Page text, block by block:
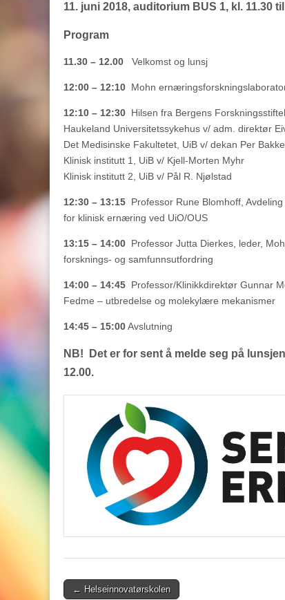
11. juni 2018, auditorium BUS 1, kl. 11.30
Program
11.30 – 12.00 Velkomst og lunsj
12:00 – 12:10 Mohn
12:10 – 12:30 Hilsen fra Bergens
Haukeland Universitetssykehus v/ adm. direktør
Det Medisinske Fakultetet, UiB v/ dekan Per Bakke
Klinisk institutt 1, UiB v/ Kjell-Morten Myhr
Klinisk institutt 2, UiB v/ Pål R. Njølstad
12:30 – 13:15 Professor Rune Blomhoff,
for klinisk ernæring ved UiO/OUS
13:15 – 14:00 Professor Jutta Dierkes, leder,
forsknings- og samfunnsutfordring
14:00 – 14:45 Professor/Klinikkdirektør Gunnar
Fedme – utbredelse og molekylære mekanismer
14:45 – 15:00Avslutning
NB! Det er for sent å melde seg på
12.00.
Post
← Helseinnovatørskolen